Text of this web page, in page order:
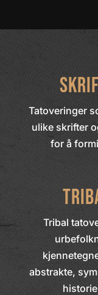
Tatoveringer
ulike skrifter
for å
Tribal
abstrakte,